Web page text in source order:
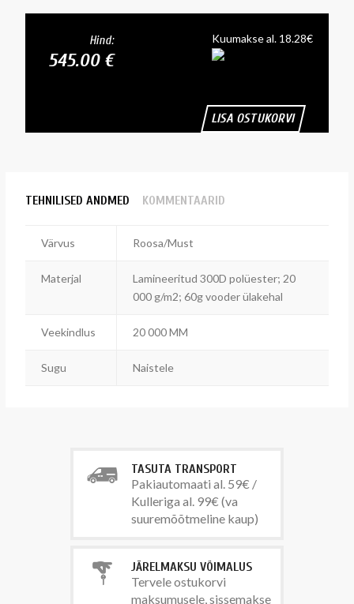
Hind:
545.00 €
Kuumakse al. 18.28€
LISA OSTUKORVI
TEHNILISED ANDMED KOMMENTAARID
Värvus Roosa/Must
Materjal
Lamineeritud 300D polüester; 20
000 g/m2; 60g vooder ülakehal
Veekindlus 20 000 MM
Sugu Naistele
TASUTA TRANSPORT
Pakiautomaati al. 59€ /
Kulleriga al. 99€ (va
suuremõõtmeline kaup)
JÄRELMAKSU VÕIMALUS
Tervele ostukorvi
maksumusele, sissemakse